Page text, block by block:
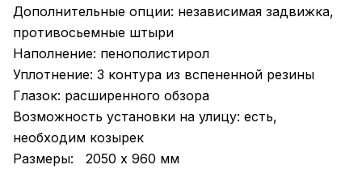
Дополнительные опции: независимая задвижка,
противосьемные штыри
Наполнение: пенополистирол
Уплотнение: 3 контура из вспененной резины
Глазок: расширенного обзора
Возможность установки на улицу: есть,
необходим козырек
Размеры: 2050 х 960 мм